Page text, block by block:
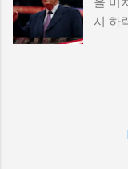
일부
제적
적
하며
적
일하
이에
로운
다.
넓힐
시 하
이러
는